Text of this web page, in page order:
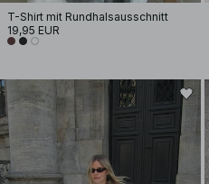
T-Shirt mit Rundhalsausschnitt
19,95 EUR